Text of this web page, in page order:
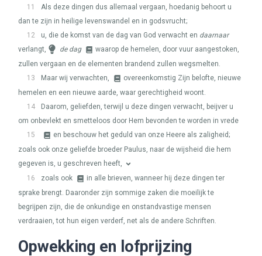
11
Als deze dingen dus allemaal vergaan, hoedanig behoort u
dan te zijn in heilige levenswandel en in godsvrucht;
12
u, die de komst van de dag van God verwacht en daarnaar
verlangt,
de dag
waarop de hemelen, door vuur aangestoken,
zullen vergaan en de elementen brandend zullen wegsmelten.
13
Maar wij verwachten,
overeenkomstig Zijn belofte, nieuwe
hemelen en een nieuwe aarde, waar gerechtigheid woont.
14
Daarom, geliefden, terwijl u deze dingen verwacht, beijver u
om onbevlekt en smetteloos door Hem bevonden te worden in vrede
15
en beschouw het geduld van onze Heere als zaligheid;
zoals ook onze geliefde broeder Paulus, naar de wijsheid die hem
gegeven is, u geschreven heeft,
16
zoals ook
in alle brieven, wanneer hij deze dingen ter
sprake brengt. Daaronder zijn sommige zaken die moeilijk te
begrijpen zijn, die de onkundige en onstandvastige mensen
verdraaien, tot hun eigen verderf, net als de andere Schriften.
Opwekking en lofprijzing